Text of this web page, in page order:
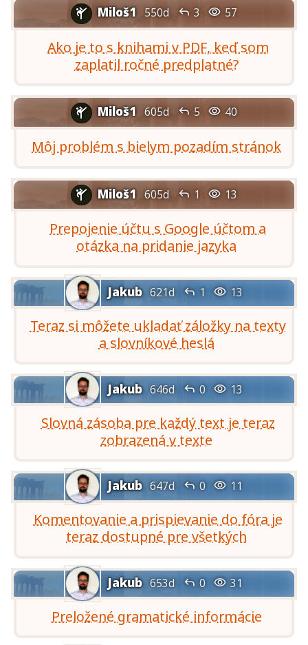
 Miloš1 550d  3  57
Ako je to s knihami v PDF, keď som
zaplatil ročné predplatné?
 Miloš1 605d  5  40
Môj problém s bielym pozadím stránok
 Miloš1 605d  1  13
Prepojenie účtu s Google účtom a
otázka na pridanie jazyka
Jakub 621d  1  13
Teraz si môžete ukladať záložky na texty
a slovníkové heslá
Jakub 646d  0  13
Slovná zásoba pre každý text je teraz
zobrazená v texte
Jakub 647d  0  11
Komentovanie a prispievanie do fóra je
teraz dostupné pre všetkých
Jakub 653d  0  31
Preložené gramatické informácie